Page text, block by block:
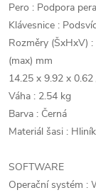
Pero : Podpora
Klávesnice :
Rozměry (ŠxHxV)
(max) mm
14.25 x 9.92 x
Váha : 2.54 kg
Barva : Černá
Materiál šasi :
SOFTWARE
Operační systém :